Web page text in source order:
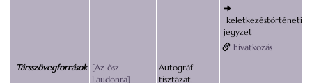
keletkezéstörténeti
jegyzet
hivatkozás
Társszövegforrások [Az ősz
Laudonra]
Autográf
tisztázat.